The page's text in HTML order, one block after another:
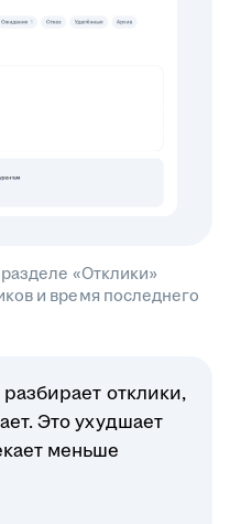
«Отклики»
и время последнего
отклики,
Это ухудшает
меньше